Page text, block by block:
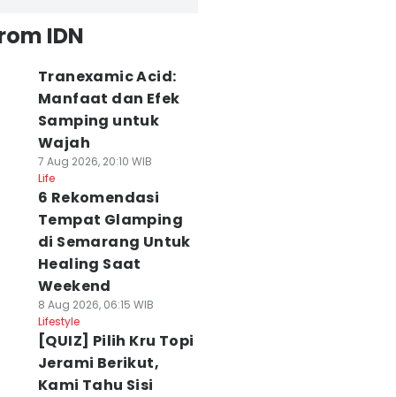
IDN
Tranexamic Acid:
Manfaat dan Efek
Samping untuk
Wajah
7 Aug 2026, 20:10 WIB
Life
6 Rekomendasi
Tempat Glamping
di Semarang Untuk
Healing Saat
Weekend
8 Aug 2026, 06:15 WIB
Lifestyle
[QUIZ] Pilih Kru Topi
Jerami Berikut,
Kami Tahu Sisi